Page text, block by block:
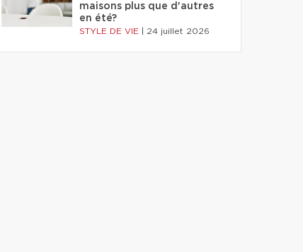
maisons plus que d'autres
en été?
STYLE DE VIE 24 juillet 2026